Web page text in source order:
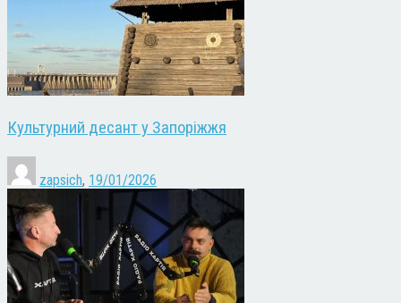
Культурний десант у Запоріжжя
zapsich, 19/01/2026